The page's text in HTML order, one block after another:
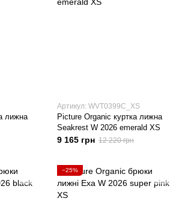
лижна
Артикул: WVT0399C_XS
Picture Organic куртка лижна
Seakrest W 2026 emerald XS
9 165 грн 12 220 грн
−25%